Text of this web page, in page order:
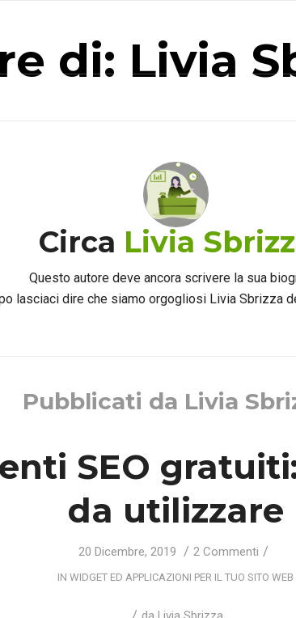
di: Livia
Circa Livia
Questo autore deve ancora scrivere la sua
lasciaci dire che siamo orgogliosi Livia Sbrizza
Pubblicati da Livia
SEO
da utilizzare
20 Dicembre, 2019 / 2 Commenti /
IN WIDGET ED APPLICAZIONI PER IL TUO SITO WEB